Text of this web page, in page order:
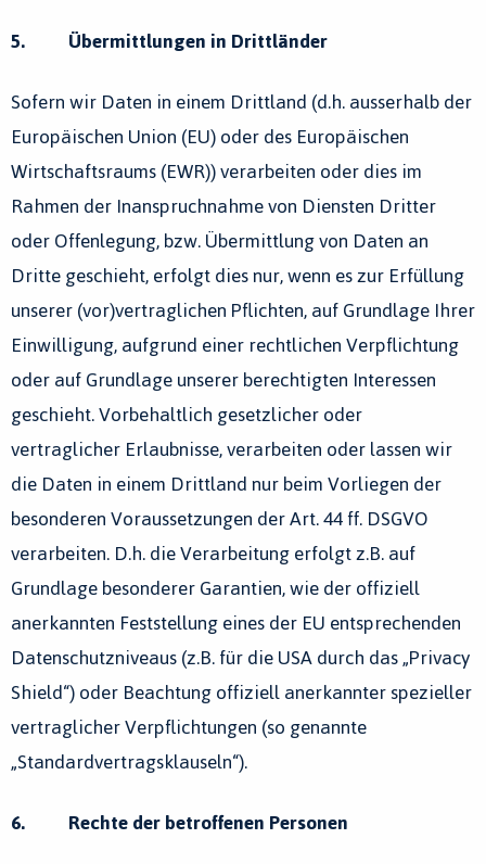
5. Übermittlungen in Drittländer
Sofern wir Daten in einem Drittland (d.h. ausserhalb der
Europäischen Union (EU) oder des Europäischen
Wirtschaftsraums (EWR)) verarbeiten oder dies im
Rahmen der Inanspruchnahme von Diensten Dritter
oder Offenlegung, bzw. Übermittlung von Daten an
Dritte geschieht, erfolgt dies nur, wenn es zur Erfüllung
unserer (vor)vertraglichen Pflichten, auf Grundlage Ihrer
Einwilligung, aufgrund einer rechtlichen Verpflichtung
oder auf Grundlage unserer berechtigten Interessen
geschieht. Vorbehaltlich gesetzlicher oder
vertraglicher Erlaubnisse, verarbeiten oder lassen wir
die Daten in einem Drittland nur beim Vorliegen der
besonderen Voraussetzungen der Art. 44 ff. DSGVO
verarbeiten. D.h. die Verarbeitung erfolgt z.B. auf
Grundlage besonderer Garantien, wie der offiziell
anerkannten Feststellung eines der EU entsprechenden
Datenschutzniveaus (z.B. für die USA durch das „Privacy
Shield“) oder Beachtung offiziell anerkannter spezieller
vertraglicher Verpflichtungen (so genannte
„Standardvertragsklauseln“).
6. Rechte der betroffenen Personen